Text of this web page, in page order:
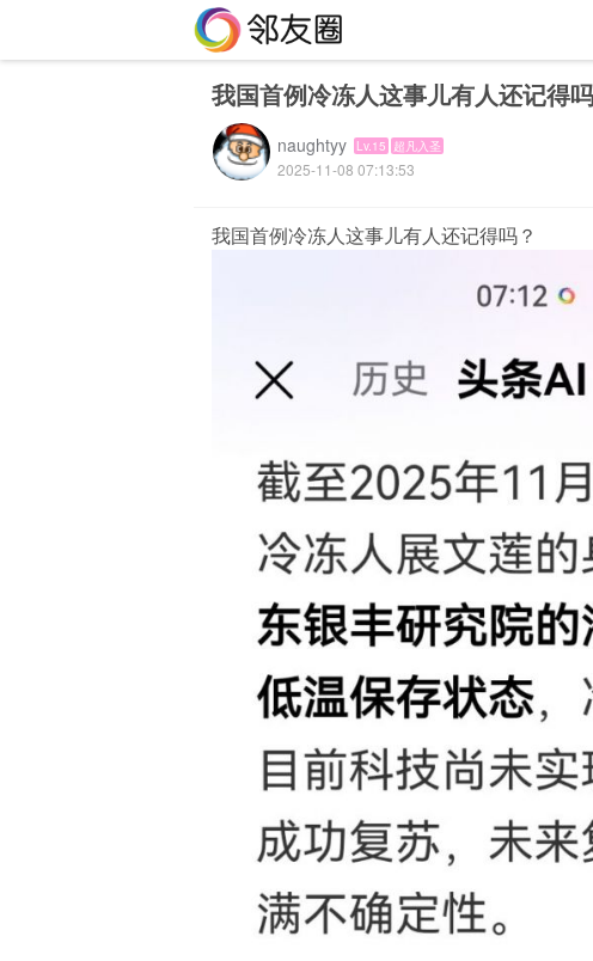
我国首例冷冻人这事儿有人还记得
naughtyy Lv.15 超凡入圣
2025-11-08 07:13:53
我国首例冷冻人这事儿有人还记得吗？